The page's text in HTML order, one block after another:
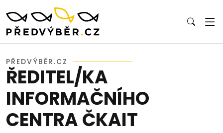
PŘEDVÝBĚR.CZ
ŘEDITEL/KA
INFORMAČNÍHO
CENTRA ČKAIT